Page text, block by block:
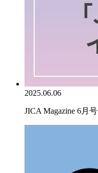
2025.06.06
JICA Magazine 6月